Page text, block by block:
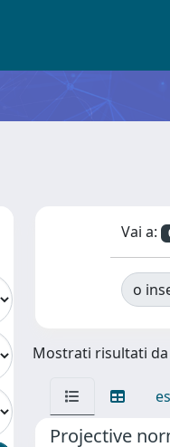
Vai a:
o
Mostrati risultati da
Projective